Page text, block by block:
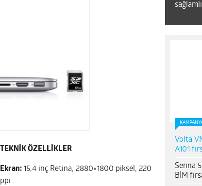
TEKNİK ÖZELLİKLER
Ekran:15,4 inç Retina, 2880×1800 piksel, 220
ppi
Volta
A101
Senna
BİM